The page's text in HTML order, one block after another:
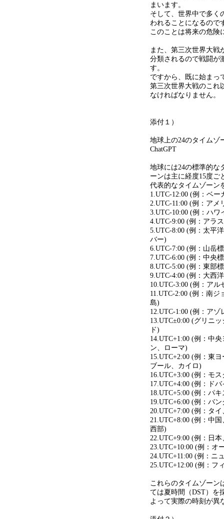
まいます。
そして、世界中で多く
われることになるので
このことは将来の危険
また、第三次世界大戦
分類されるので戦闘が
す。
ですから、既に始まっ
第三次世界大戦のこれ
なければなりません。
添付１）
地球上の24のタイムゾ
ChatGPT
地球には24の標準的な
ーンは主に経度15度ご
代表的なタイムゾーン
1.UTC-12:00 (例：ベ
2.UTC-11:00 (例：アメ
3.UTC-10:00 (例：ハワ
4.UTC-9:00 (例：アラ
5.UTC-8:00 (例：太平
バー)
6.UTC-7:00 (例：山岳
7.UTC-6:00 (例：中央
8.UTC-5:00 (例：東部
9.UTC-4:00 (例：大西
10.UTC-3:00 (例：ア
11.UTC-2:00 (例：南
島)
12.UTC-1:00 (例：アゾ
13.UTC±0:00 (グリニ
ド)
14.UTC+1:00 (例：中
ン、ローマ)
15.UTC+2:00 (例：東
ブール、カイロ)
16.UTC+3:00 (例：モ
17.UTC+4:00 (例：ド
18.UTC+5:00 (例：パ
19.UTC+6:00 (例：バ
20.UTC+7:00 (例：タ
21.UTC+8:00 (例：中
西部)
22.UTC+9:00 (例：日
23.UTC+10:00 (例：オ
24.UTC+11:00 (例：ニ
25.UTC+12:00 (例：フ
これらのタイムゾーン
ては夏時間（DST）を
よって実際の時刻が異